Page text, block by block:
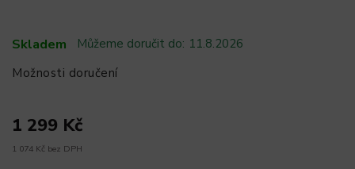
Skladem Můžeme doručit do: 11.8.2026
Možnosti doručení
1 299 Kč
1 074 Kč bez DPH